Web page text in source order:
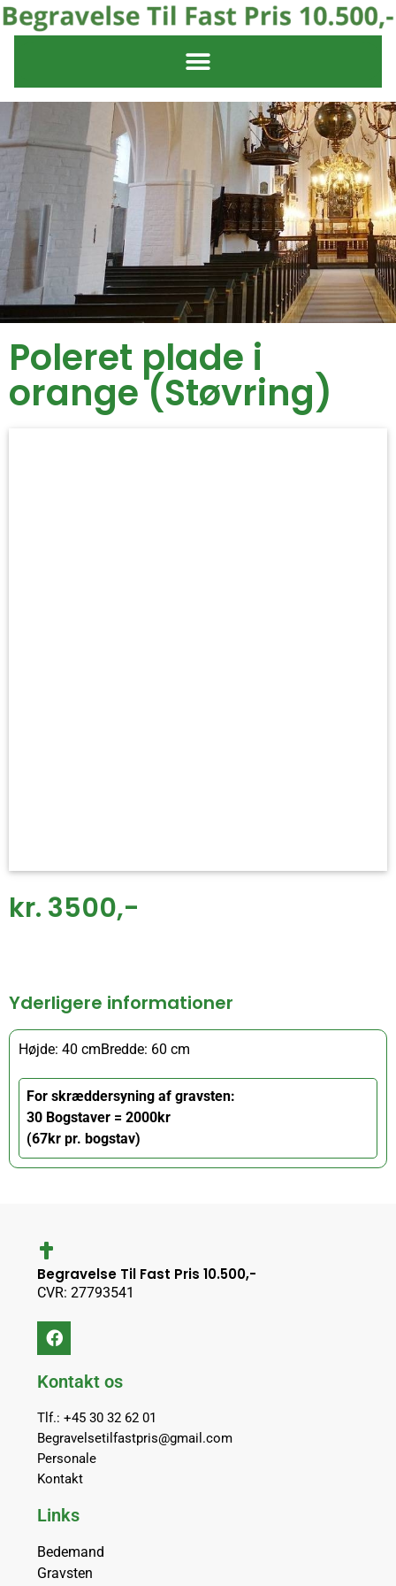
Poleret plade i
orange (Støvring)
kr. 3500,-
Yderligere informationer
Højde: 40 cmBredde: 60 cm
For skræddersyning af gravsten:
30 Bogstaver = 2000kr
(67kr pr. bogstav)
Begravelse Til Fast Pris 10.500,-
CVR: 27793541
Kontakt os
Tlf.: +45 30 32 62 01
Begravelsetilfastpris@gmail.com
Personale
Kontakt
Links
Bedemand
Gravsten